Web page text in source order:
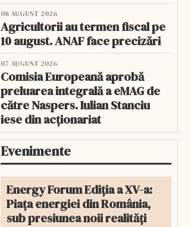
08 AUGUST 2026
Agricultorii au termen fiscal pe
10 august. ANAF face precizări
07 AUGUST 2026
Comisia Europeană aprobă
preluarea integrală a eMAG de
către Naspers. Iulian Stanciu
iese din acționariat
Evenimente
Energy Forum Ediția a XV-a:
Piața energiei din România,
sub presiunea noii realități